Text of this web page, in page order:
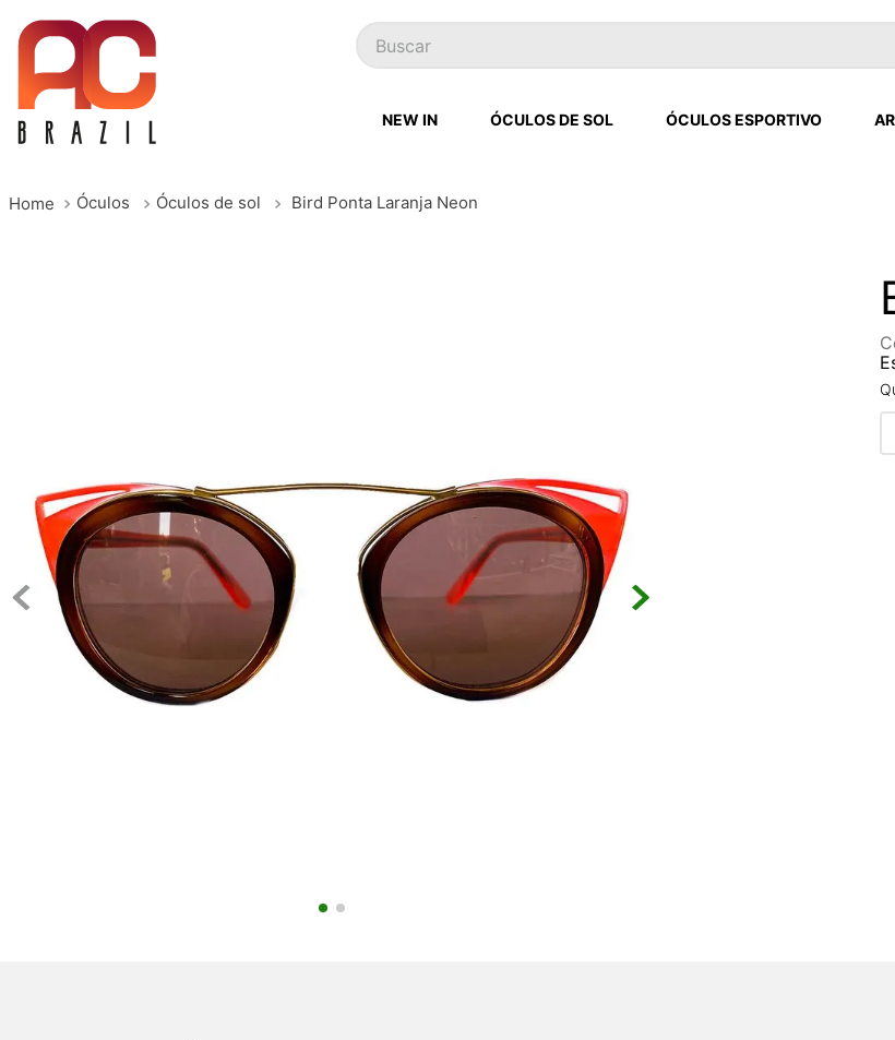
Buscar
NEW IN ÓCULOS DE SOL ÓCULOS ESPORTIVO
Óculos Óculos de sol Bird Ponta Laranja Neon